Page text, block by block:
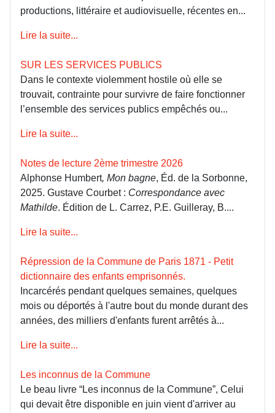
productions, littéraire et audiovisuelle, récentes en...
Lire la suite...
SUR LES SERVICES PUBLICS
Dans le contexte violemment hostile où elle se
trouvait, contrainte pour survivre de faire fonctionner
l’ensemble des services publics empêchés ou...
Lire la suite...
Notes de lecture 2ème trimestre 2026
Alphonse Humbert, Mon bagne, Éd. de la Sorbonne,
2025. Gustave Courbet : Correspondance avec
Mathilde. Édition de L. Carrez, P.E. Guilleray, B....
Lire la suite...
Répression de la Commune de Paris 1871 - Petit
dictionnaire des enfants emprisonnés.
Incarcérés pendant quelques semaines, quelques
mois ou déportés à l'autre bout du monde durant des
années, des milliers d'enfants furent arrêtés à...
Lire la suite...
Les inconnus de la Commune
Le beau livre “Les inconnus de la Commune”, Celui
qui devait être disponible en juin vient d'arriver au